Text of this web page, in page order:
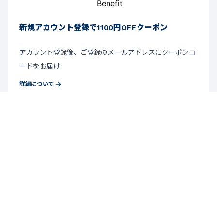
新規アカウント登録で1100円OFFクーポン
アカウント登録後、ご登録のメールアドレスにクーポンコ
ードをお届け
詳細について